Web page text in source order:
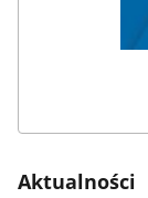
Aktualności